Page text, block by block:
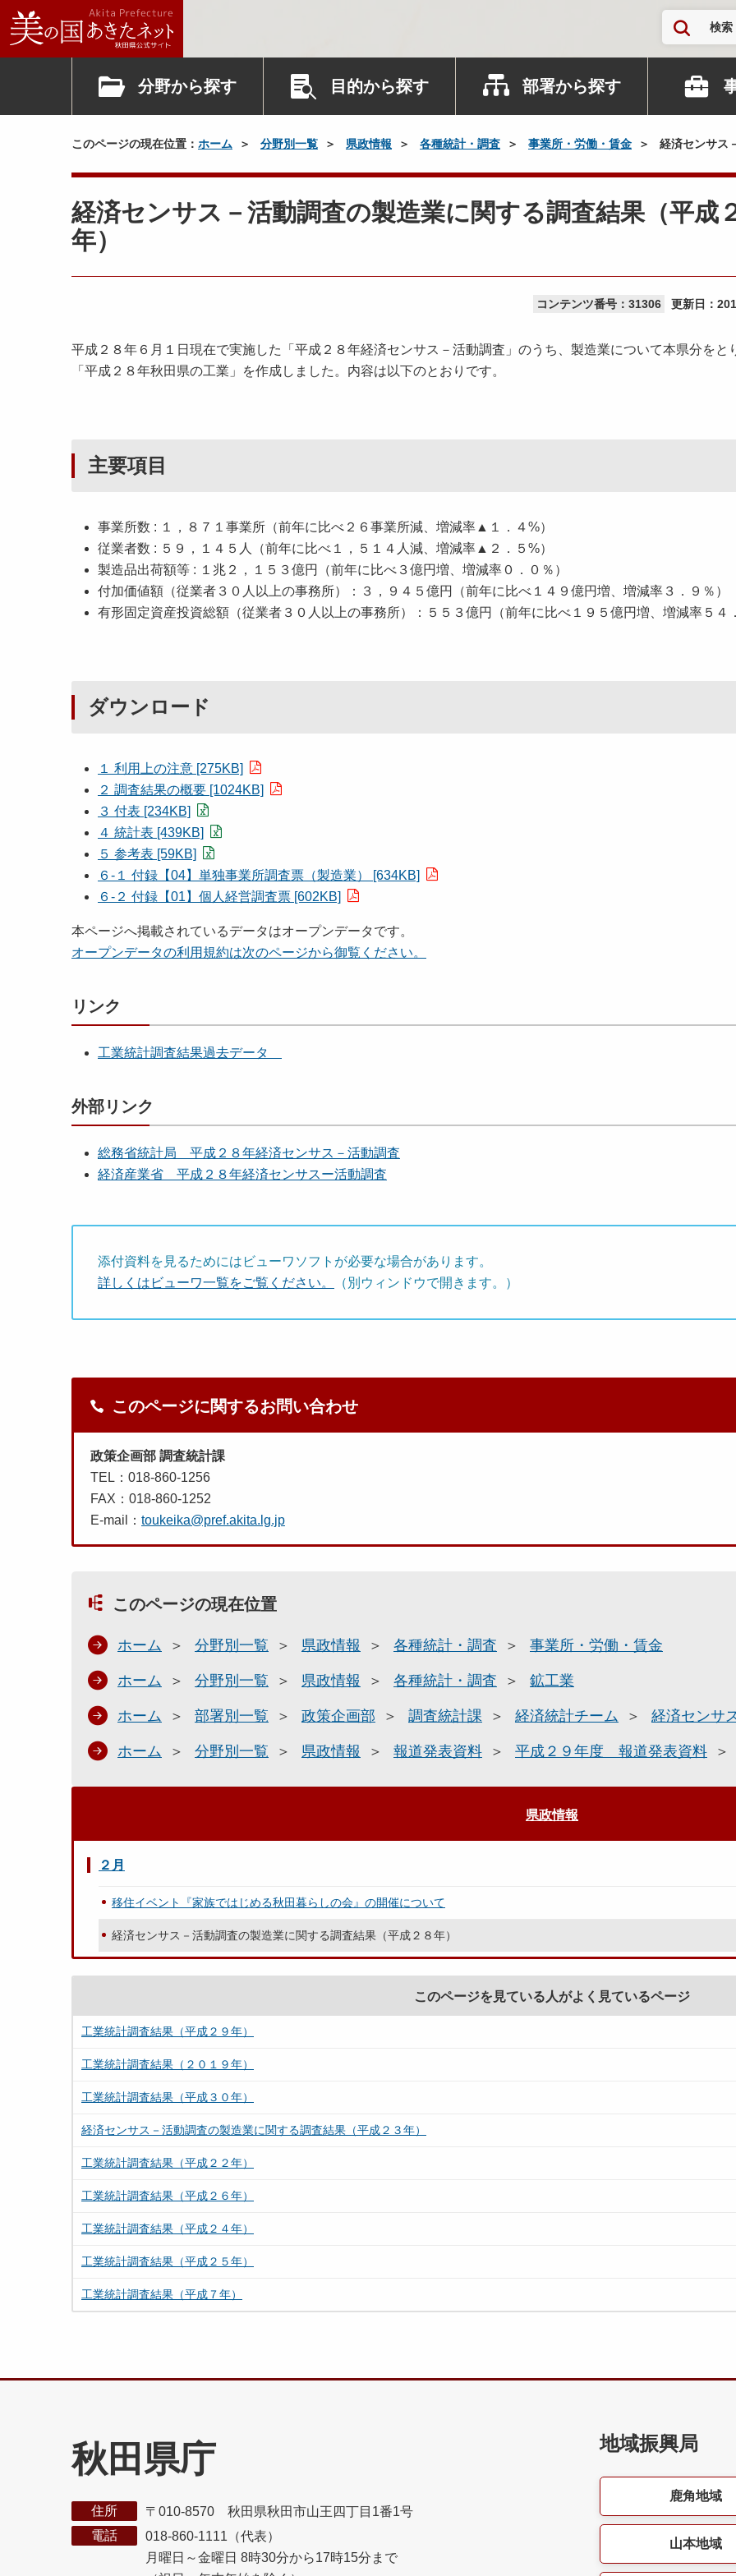
検索
分野から探す 目的から探す 部署から探す
このページの現在位置： ホーム 分野別一覧 県政情報 各種統計・調査 事業所・労働・賃金 経済センサス
経済センサス－活動調査の製造業に関する調査結果（平成
年）
コンテンツ番号：31306 更新日：
平成２８年６月１日現在で実施した「平成２８年経済センサス－活動調査」のうち、製造業について本県分をと
「平成２８年秋田県の工業」を作成しました。内容は以下のとおりです。
主要項目
事業所数 : １，８７１事業所（前年に比べ２６事業所減、増減率▲１．４%）
従業者数 : ５９，１４５人（前年に比べ１，５１４人減、増減率▲２．５%）
製造品出荷額等 : １兆２，１５３億円（前年に比べ３億円増、増減率０．０％）
付加価値額（従業者３０人以上の事務所）：３，９４５億円（前年に比べ１４９億円増、増減率３．９％）
有形固定資産投資総額（従業者３０人以上の事務所）：５５３億円（前年に比べ１９５億円増、増減率５４
ダウンロード
１ 利用上の注意 [275KB]
２ 調査結果の概要 [1024KB]
３ 付表 [234KB]
４ 統計表 [439KB]
５ 参考表 [59KB]
６-１ 付録【04】単独事業所調査票（製造業） [634KB]
６-２ 付録【01】個人経営調査票 [602KB]
本ページへ掲載されているデータはオープンデータです。
オープンデータの利用規約は次のページから御覧ください。
リンク
工業統計調査結果過去データ
外部リンク
総務省統計局 平成２８年経済センサス－活動調査
経済産業省 平成２８年経済センサスー活動調査
添付資料を見るためにはビューワソフトが必要な場合があります。
詳しくはビューワ一覧をご覧ください。
（別ウィンドウで開きます。）
このページに関するお問い合わせ
政策企画部 調査統計課
TEL：018-860-1256
FAX：018-860-1252
E-mail： toukeika@pref.akita.lg.jp
このページの現在位置
ホーム 分野別一覧 県政情報 各種統計・調査 事業所・労働・賃金
ホーム 分野別一覧 県政情報 各種統計・調査 鉱工業
ホーム 部署別一覧 政策企画部 調査統計課 経済統計チーム 経済センサ
ホーム 分野別一覧 県政情報 報道発表資料 平成２９年度 報道発表資料
県政情報
２月
移住イベント『家族ではじめる秋田暮らしの会』の開催について
経済センサス－活動調査の製造業に関する調査結果（平成２８年）
このページを見ている人がよく見ているページ
工業統計調査結果（平成２９年）
工業統計調査結果（２０１９年）
工業統計調査結果（平成３０年）
経済センサス－活動調査の製造業に関する調査結果（平成２３年）
工業統計調査結果（平成２２年）
工業統計調査結果（平成２６年）
工業統計調査結果（平成２４年）
工業統計調査結果（平成２５年）
工業統計調査結果（平成７年）
秋田県庁
住所
〒010-8570 秋田県秋田市山王四丁目1番1号
電話
018-860-1111（代表）
月曜日～金曜日 8時30分から17時15分まで
地域振興局
鹿角地域
山本地域